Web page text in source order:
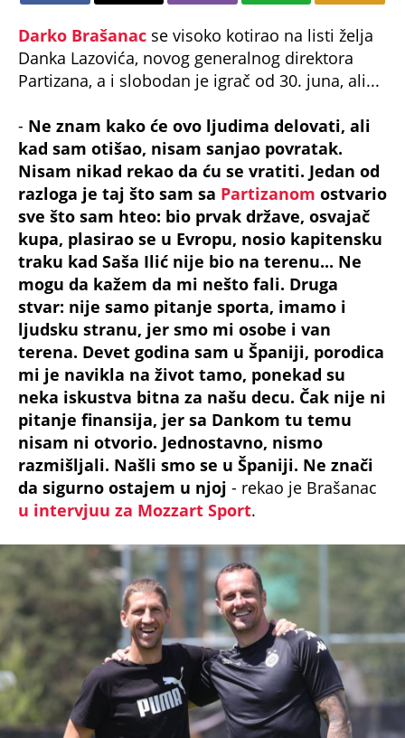
Darko Brašanac se visoko kotirao na listi želja
Danka Lazovića, novog generalnog direktora
Partizana, a i slobodan je igrač od 30. juna, ali...
- Ne znam kako će ovo ljudima delovati, ali
kad sam otišao, nisam sanjao povratak.
Nisam nikad rekao da ću se vratiti. Jedan od
razloga je taj što sam sa Partizanom ostvario
sve što sam hteo: bio prvak države, osvajač
kupa, plasirao se u Evropu, nosio kapitensku
traku kad Saša Ilić nije bio na terenu... Ne
mogu da kažem da mi nešto fali. Druga
stvar: nije samo pitanje sporta, imamo i
ljudsku stranu, jer smo mi osobe i van
terena. Devet godina sam u Španiji, porodica
mi je navikla na život tamo, ponekad su
neka iskustva bitna za našu decu. Čak nije ni
pitanje finansija, jer sa Dankom tu temu
nisam ni otvorio. Jednostavno, nismo
razmišljali. Našli smo se u Španiji. Ne znači
da sigurno ostajem u njoj - rekao je Brašanac
u intervjuu za Mozzart Sport.